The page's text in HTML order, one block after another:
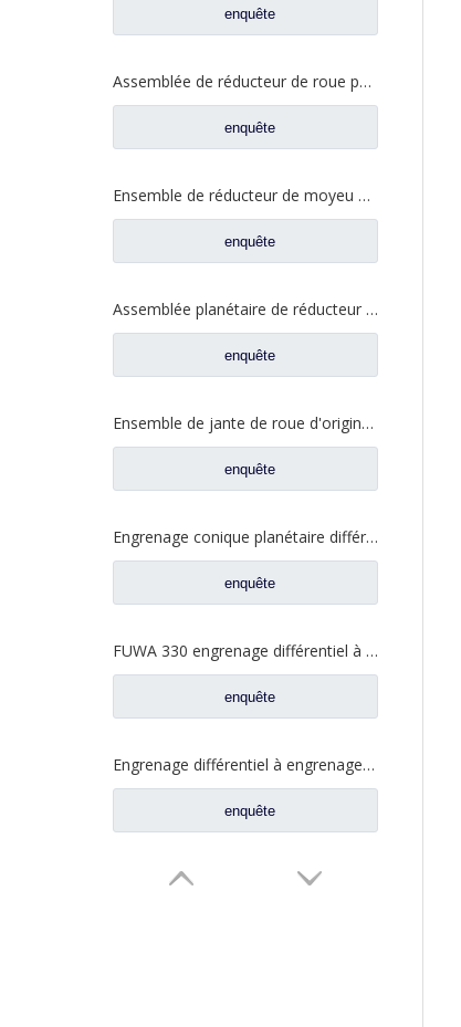
enquête
Assemblée de réducteur de roue pour les pièces de rechange AZ9981340370 de camion de Sinotruk HOWO AC16
enquête
Ensemble de réducteur de moyeu de roue pour pièces de rechange de camion SAIC-Iveco Hongyan H8B 2405-5801824432
enquête
Assemblée planétaire de réducteur pour les pièces de rechange A463500609 du nord de camion de BENZ Beiben
enquête
Ensemble de jante de roue d'origine pour pièces de rechange de camion automatique FAW Aowei 2405035-AOE
enquête
Engrenage conique planétaire différentiel FUWA FUWA 330 pour pièces de rechange de camion Ford CF0041M0-9
enquête
FUWA 330 engrenage différentiel à demi-arbre arrière pour pièces de rechange de camion Ford CE0041A0-6
enquête
Engrenage différentiel à engrenage cylindrique entraîné par FUWA 330 pour pièces de rechange de camion Ford CD0044M0-0
enquête